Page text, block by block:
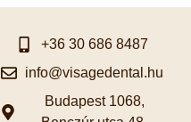
+36 30 686 8487
info@visagedental.hu
Budapest 1068,